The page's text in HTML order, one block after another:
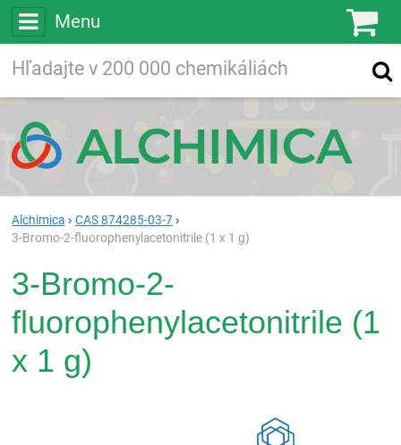
Menu
Vyhľadávanie
Alchimica
CAS 874285-03-7
3-Bromo-2-fluorophenylacetonitrile (1 x 1 g)
3-Bromo-2-
fluorophenylacetonitrile (1
x 1 g)